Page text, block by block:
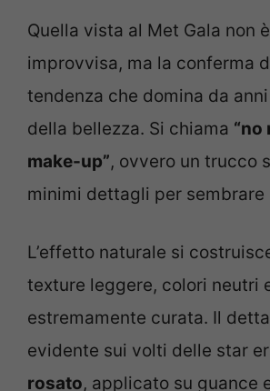
Quella vista al Met Gala non
improvvisa, ma la conferma
tendenza che domina da
della bellezza. Si chiama “no
make-up”, ovvero un trucco
minimi dettagli per sembrare
L’effetto naturale si
texture leggere, colori neutri
estremamente curata. Il
evidente sui volti delle star
rosato, applicato su guance